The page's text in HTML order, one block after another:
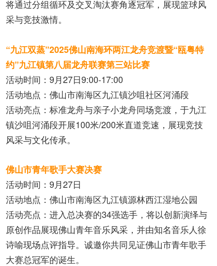
将通过分组循环及交叉淘汰赛角逐冠军，展现篮球风
采与竞技激情。
“九江双蒸”2025佛山南海环两江龙舟竞渡暨“瓯粤特
约”九江镇第八届龙舟联赛第三站比赛
活动时间：9月27日9:00-17:00
活动地点：佛山市南海区九江镇沙咀社区河涌段
活动亮点：标准龙舟与亲子小龙舟同场竞渡，于九江
镇沙咀河涌段开展100米/200米直道竞速，展现竞技
风采与文化传承。
佛山市青年歌手大赛决赛
活动时间：9月27日
活动地点：佛山市南海区九江镇源林西江湿地公园
活动亮点：进入总决赛的34强选手，将以创新演绎与
原创作品展现佛山青年音乐风采，并由知名音乐人徐
诗喻现场点评指导。诚邀你共同见证佛山市青年歌手
大赛总冠军的诞生。